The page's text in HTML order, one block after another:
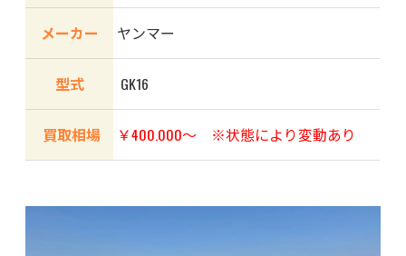
メーカー ヤンマー
型式 GK16
買取相場 ￥400.000〜 ※状態により変動あり